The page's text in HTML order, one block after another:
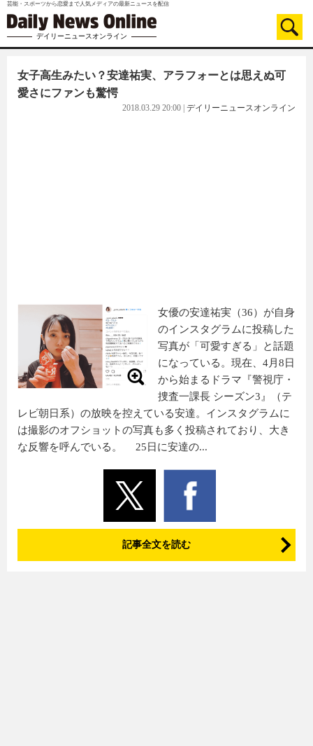
芸能・スポーツから恋愛まで人気メディアの最新ニュースを配信
デイリーニュースオンライン
女子高生みたい？安達祐実、アラフォーとは思えぬ可
愛さにファンも驚愕
2018.03.29 20:00 デイリーニュースオンライン
女優の安達祐実（36）が自身
のインスタグラムに投稿した
写真が「可愛すぎる」と話題
になっている。現在、4月8日
から始まるドラマ『警視庁・
捜査一課長 シーズン3』（テ
レビ朝日系）の放映を控えている安達。インスタグラムに
は撮影のオフショットの写真も多く投稿されており、大き
な反響を呼んでいる。 25日に安達の...
記事全文を読む